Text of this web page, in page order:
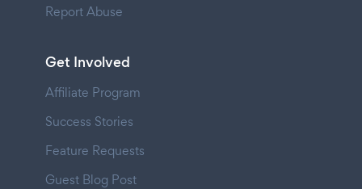
Report Abuse
Get Involved
Affiliate Program
Success Stories
Feature Requests
Guest Blog Post